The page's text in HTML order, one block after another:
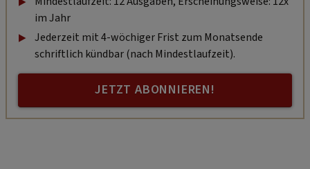
im Jahr
Jederzeit mit 4-wöchiger Frist zum Monatsende
schriftlich kündbar (nach Mindestlaufzeit).
JETZT ABONNIEREN!